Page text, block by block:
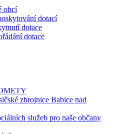
obcí
dotací
dotace
dotace
zbrojnice Babice nad
služeb pro naše občany